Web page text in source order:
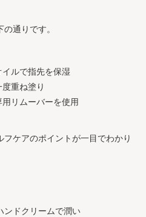
通りです。
ルで指先を保湿
度重ね塗り
リムーバーを使用
ケアのポイントが一目でわかり
ンドクリームで潤い